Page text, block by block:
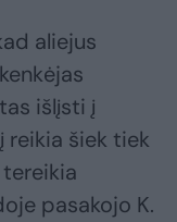
aliejus
išlįsti į
reikia šiek tiek
pasakojo K.